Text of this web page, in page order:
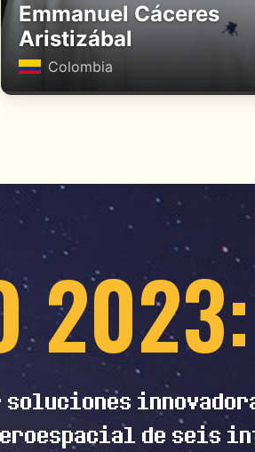
Emmanuel Cáceres
Aristizábal
Colombia
de seis